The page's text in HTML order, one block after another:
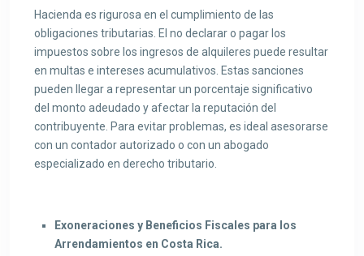
Hacienda es rigurosa en el cumplimiento de las
obligaciones tributarias. El no declarar o pagar los
impuestos sobre los ingresos de alquileres puede resultar
en multas e intereses acumulativos. Estas sanciones
pueden llegar a representar un porcentaje significativo
del monto adeudado y afectar la reputación del
contribuyente. Para evitar problemas, es ideal asesorarse
con un contador autorizado o con un abogado
especializado en derecho tributario.
Exoneraciones y Beneficios Fiscales para los
Arrendamientos en Costa Rica.